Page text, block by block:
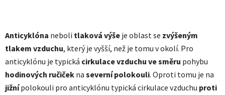
Anticyklóna neboli tlaková výše je oblast se zvýšeným
tlakem vzduchu, který je vyšší, než je tomu v okolí. Pro
anticyklónu je typická cirkulace vzduchu ve směru pohybu
hodinových ručiček na severní polokouli. Oproti tomu je na
jižnípolokouli pro anticyklónu typická cirkulace vzduchu proti